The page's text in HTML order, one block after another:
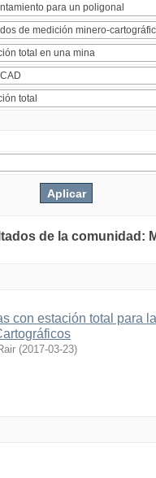
de la comunidad:
con estación total para
(2017-03-23)